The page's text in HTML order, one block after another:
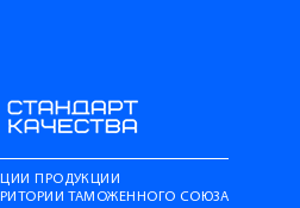
ПРОДУКЦИИ
ТАМОЖЕННОГО СОЮЗА